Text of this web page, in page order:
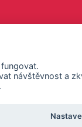
návštěvnost a
.